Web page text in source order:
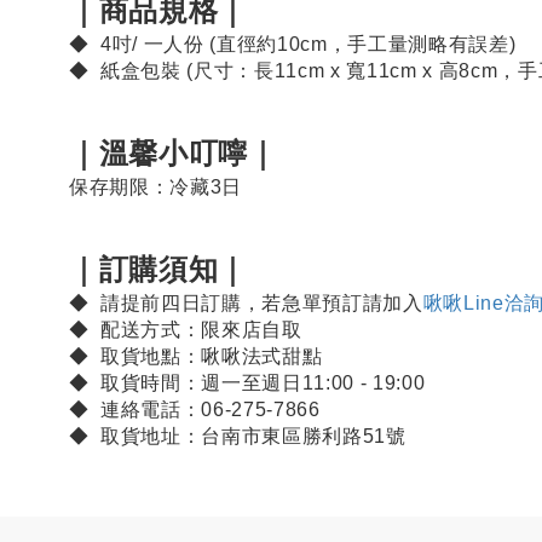
｜商品規格｜
◆ 4吋/ 一人份 (直徑約10cm，手工量測略有誤差)
◆ 紙盒包裝 (尺寸：長11cm x 寬11cm x 高8cm，手
｜溫馨小叮嚀｜
保存期限：冷藏3日
｜訂購須知｜
◆ 請提前四日訂購，若急單預訂請加入 啾啾Line洽詢
◆ 配送方式：限來店自取
◆ 取貨地點：啾啾法式甜點
◆ 取貨時間：週一至週日11:00 - 19:00
◆ 連絡電話：06-275-7866
◆ 取貨地址：台南市東區勝利路51號